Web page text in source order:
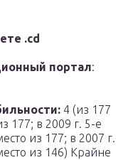
.cd
портал:
4 (из 177
177; в 2009 г. 5-е
из 177; в 2007 г.
из 146) Крайне